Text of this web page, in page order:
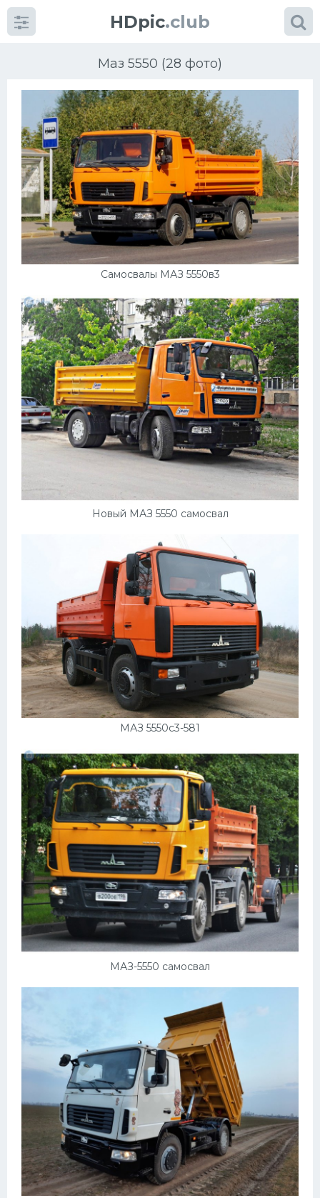
HDpic.club
Маз 5550 (28 фото)
Самосвалы МАЗ 5550в3
Новый МАЗ 5550 самосвал
МАЗ 5550с3-581
МАЗ-5550 самосвал
Категории
Разное
Автомобили
Красивые фото машин
УРАЛ
Ниссан
Пежо
Ауди
Гараж
Русские авто
МАЗ
Лексус
Дэу
Скания
Форд
Черри
Хавал
Кавасаки
Инфинити
ЛУАЗ
Фиат
Ситроен
Субару
Опель
Подводные лодки
Митсубиси
Танки
Крайслер
Самолеты
Корабли
Комплектующие
Тойота